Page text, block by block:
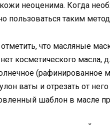
неоценима. Когда
пользоваться таким
что масляные
косметического масла,
(рафинированное
ваты и отрезать от
шаблон в масле